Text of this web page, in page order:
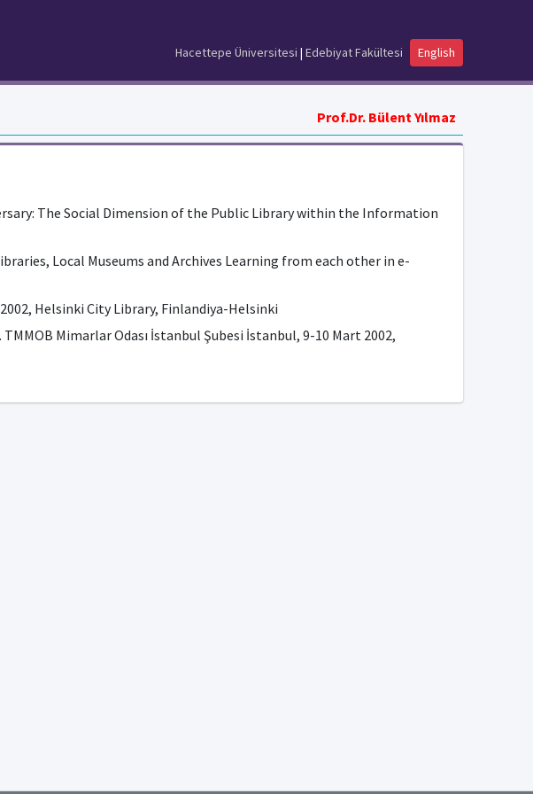
Hacettepe Üniversitesi | Edebiyat Fakültesi English
Prof.Dr. Bülent Yılmaz
The Social Dimension of the Public Library within the Information
Local Museums and Archives Learning from each other in e-
Helsinki City Library, Finlandiya-Helsinki
TMMOB Mimarlar Odası İstanbul Şubesi İstanbul, 9-10 Mart 2002,